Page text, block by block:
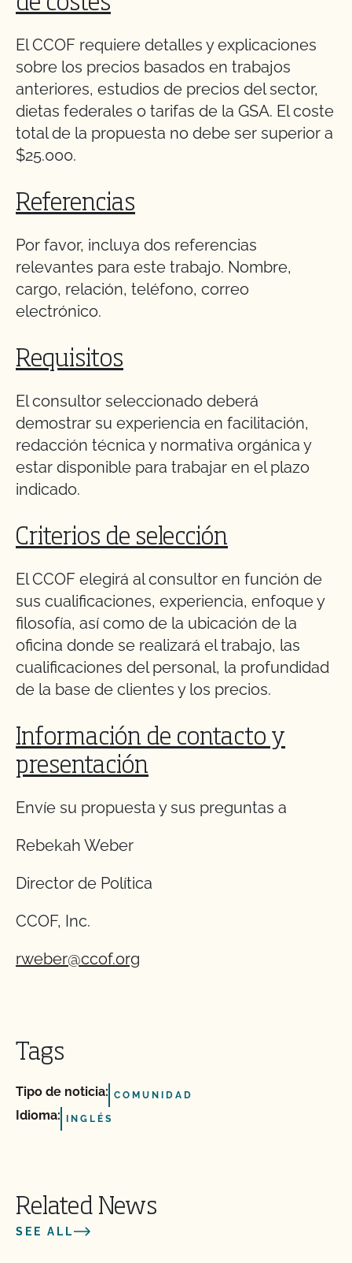
El CCOF requiere detalles y explicaciones
sobre los precios basados en trabajos
anteriores, estudios de precios del sector,
dietas federales o tarifas de la GSA. El coste
total de la propuesta no debe ser superior a
$25.000.
Referencias
Por favor, incluya dos referencias
relevantes para este trabajo. Nombre,
cargo, relación, teléfono, correo
electrónico.
Requisitos
El consultor seleccionado deberá
demostrar su experiencia en facilitación,
redacción técnica y normativa orgánica y
estar disponible para trabajar en el plazo
indicado.
Criterios de selección
El CCOF elegirá al consultor en función de
sus cualificaciones, experiencia, enfoque y
filosofía, así como de la ubicación de la
oficina donde se realizará el trabajo, las
cualificaciones del personal, la profundidad
de la base de clientes y los precios.
Información de contacto y
presentación
Envíe su propuesta y sus preguntas a
Rebekah Weber
Director de Política
CCOF, Inc.
rweber@ccof.org
Tags
Tipo de noticia: COMUNIDAD
Idioma: INGLÉS
Related News
SEE ALL